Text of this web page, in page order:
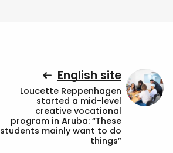
English site
Loucette Reppenhagen
started a mid-level
creative vocational
program in Aruba: “These
students mainly want to do
things”